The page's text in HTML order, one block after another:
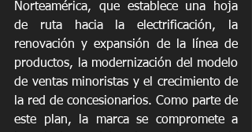
Norteamérica, que establece una hoja
de ruta hacia la electrificación, la
renovación y expansión de la línea de
productos, la modernización del modelo
de ventas minoristas y el crecimiento de
la red de concesionarios. Como parte de
este plan, la marca se compromete a